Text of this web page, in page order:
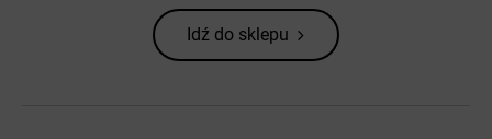
Idź do sklepu